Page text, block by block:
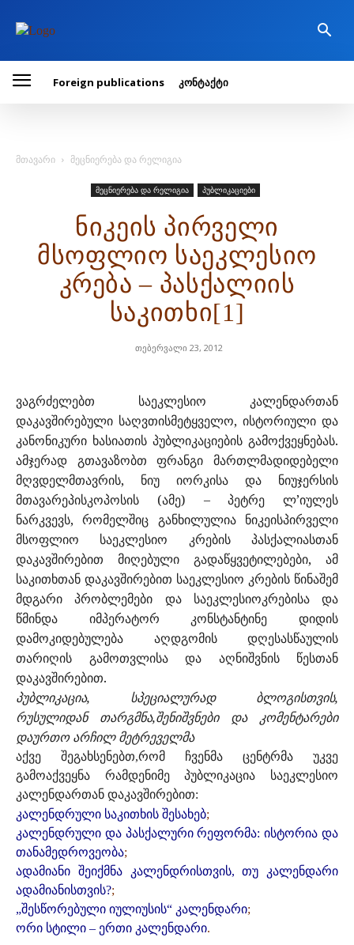
Foreign publications კონტაქტი
მთავარი მეცნიერება და რელიგია
მეცნიერება და რელიგია პუბლიკაციები
ნიკეის პირველი
მსოფლიო საეკლესიო
კრება – პასქალიის
საკითხი[1]
თებერვალი 23, 2012
ვაგრძელებთ საეკლესიო კალენდართან
დაკავშირებული საღვთისმეტყველო, ისტორიული და
კანონიკური ხასიათის პუბლიკაციების გამოქვეყნებას.
ამჯერად გთავაზობთ ფრანგი მართლმადიდებელი
მღვდელმთავრის, ნიუ იორკისა და ნიუჯერსის
მთავარეპისკოპოსის (ამე) – პეტრე ლ’იულეს
ნარკვევს, რომელშიც განხილულია ნიკეისპირველი
მსოფლიო საეკლესიო კრების პასქალიასთან
დაკავშირებით მიღებული გადაწყვეტილებები, ამ
საკითხთან დაკავშირებით საეკლესიო კრების წინაშემ
მდგარი პრობლემები და საეკლესიოკრებისა და
წმინდა იმპერატორ კონსტანტინე დიდის
დამოკიდებულება აღდგომის დღესასწაულის
თარიღის გამოთვლისა და აღნიშვნის წესთან
დაკავშირებით.
პუბლიკაცია, სპეციალურად ბლოგისთვის,
რუსულიდან თარგმნა,შენიშვნები და კომენტარები
დაურთო არჩილ მეტრეველმა
აქვე შეგახსენებთ,რომ ჩვენმა ცენტრმა უკვე
გამოაქვეყნა რამდენიმე პუბლიკაცია საეკლესიო
კალენდართან დაკავშირებით:
კალენდრული საკითხის შესახებ;
კალენდრული და პასქალური რეფორმა: ისტორია და
თანამედროვეობა;
ადამიანი შეიქმნა კალენდრისთვის, თუ კალენდარი
ადამიანისთვის?;
„შესწორებული იულიუსის“ კალენდარი;
ორი სტილი – ერთი კალენდარი.